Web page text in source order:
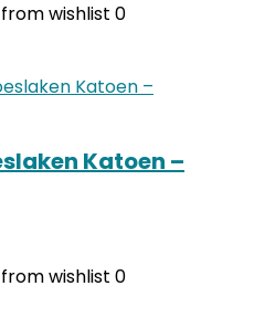
wishlist 0
Katoen –
wishlist 0